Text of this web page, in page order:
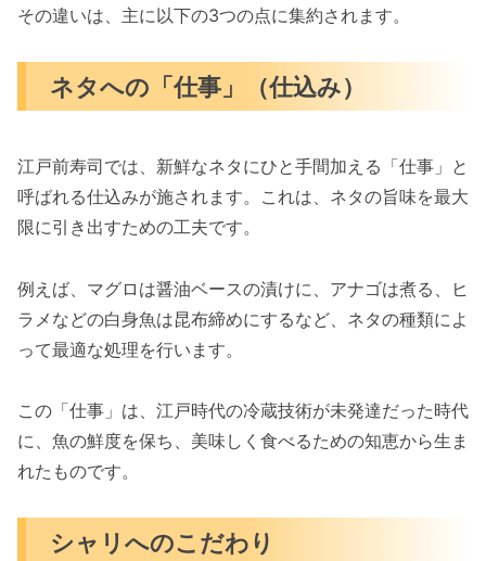
その違いは、主に以下の3つの点に集約されます。
ネタへの「仕事」（仕込み）
江戸前寿司では、新鮮なネタにひと手間加える「仕事」と
呼ばれる仕込みが施されます。これは、ネタの旨味を最大
限に引き出すための工夫です。
例えば、マグロは醤油ベースの漬けに、アナゴは煮る、ヒ
ラメなどの白身魚は昆布締めにするなど、ネタの種類によ
って最適な処理を行います。
この「仕事」は、江戸時代の冷蔵技術が未発達だった時代
に、魚の鮮度を保ち、美味しく食べるための知恵から生ま
れたものです。
シャリへのこだわり